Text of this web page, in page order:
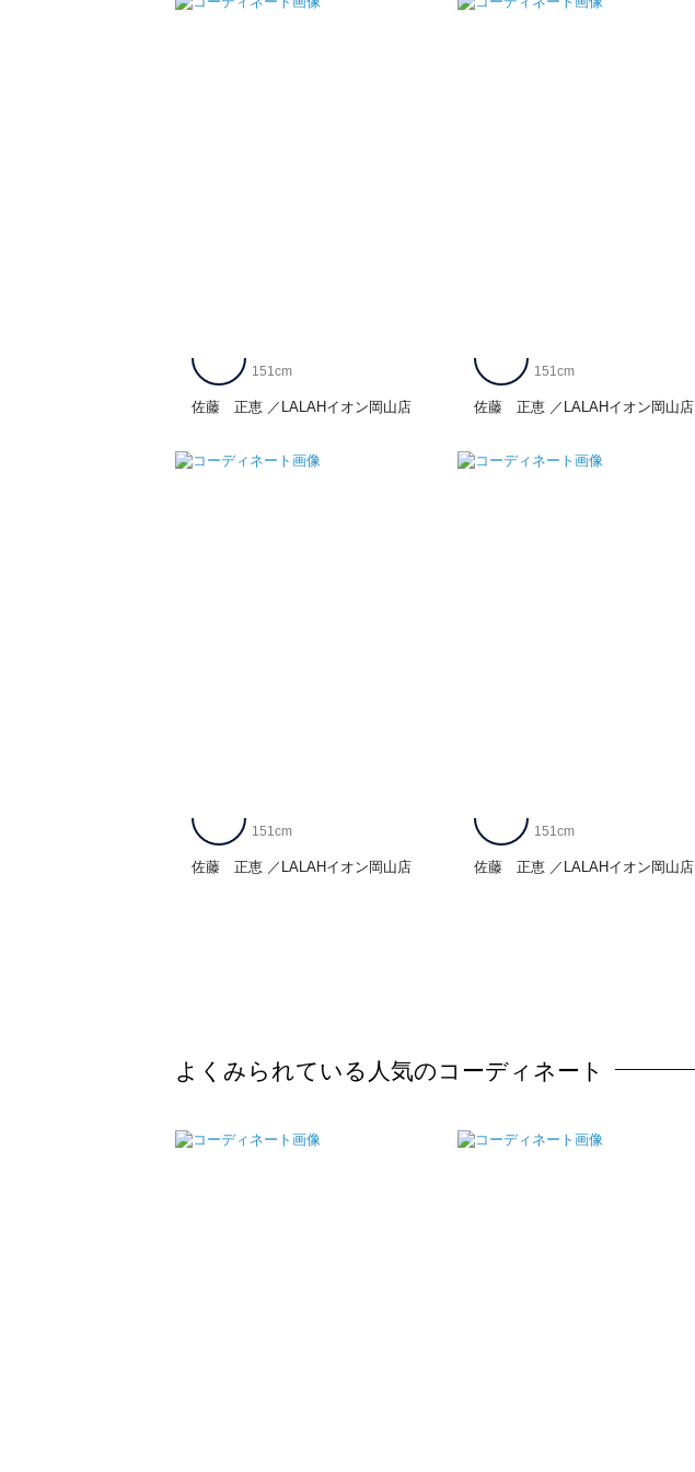
佐藤 正恵 LALAHイオン岡山店
151cm
佐藤 正恵 LALAHイオン岡山店
151cm
佐藤 正恵 LALAHイオン岡山店
151cm
佐藤 正恵 LALAHイオン岡山店
151cm
よくみられている人気のコーディネート